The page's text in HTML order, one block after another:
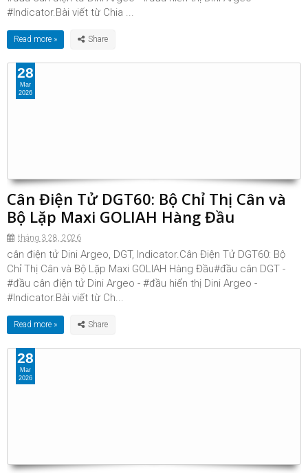
#Indicator.Bài viết từ Chia ...
Read more »
Cân Điện Tử DGT60: Bộ Chỉ Thị Cân và
Bộ Lặp Maxi GOLIAH Hàng Đầu
tháng 3 28, 2026
cân điện tử Dini Argeo, DGT, Indicator.Cân Điện Tử DGT60: Bộ
Chỉ Thị Cân và Bộ Lặp Maxi GOLIAH Hàng Đầu#đầu cân DGT -
#đầu cân điện tử Dini Argeo - #đầu hiển thị Dini Argeo -
#Indicator.Bài viết từ Ch...
Read more »
28
Mar
2026
28
Mar
2026